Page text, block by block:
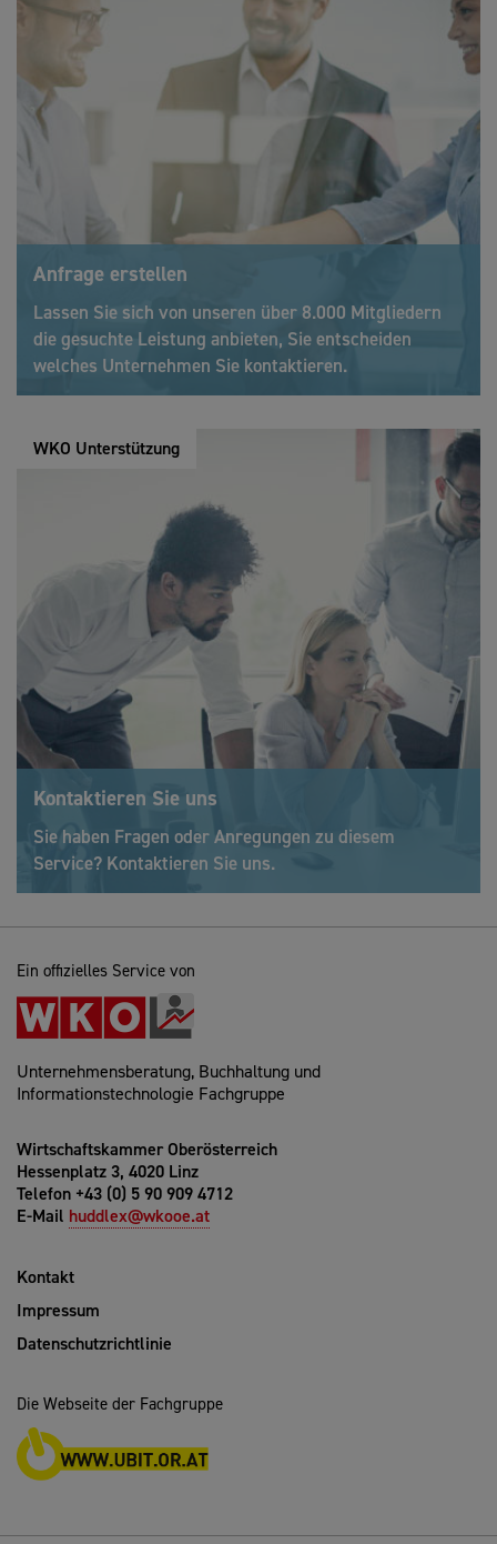
Anfrage erstellen
Lassen Sie sich von unseren über 8.000 Mitgliedern
die gesuchte Leistung anbieten, Sie entscheiden
welches Unternehmen Sie kontaktieren.
WKO Unterstützung
Kontaktieren Sie uns
Sie haben Fragen oder Anregungen zu diesem
Service? Kontaktieren Sie uns.
Ein offizielles Service von
Unternehmensberatung, Buchhaltung und
Informationstechnologie Fachgruppe
Wirtschaftskammer Oberösterreich
Hessenplatz 3, 4020 Linz
Telefon +43 (0) 5 90 909 4712
E-Mail huddlex@wkooe.at
Kontakt
Impressum
Datenschutzrichtlinie
Die Webseite der Fachgruppe